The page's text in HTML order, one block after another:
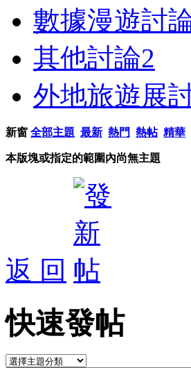
數據漫遊討
其他討論2
外地旅遊展
新窗 全部主題 最新 熱門 熱帖 精華
本版塊或指定的範圍內尚無主題
返 回
快速發帖